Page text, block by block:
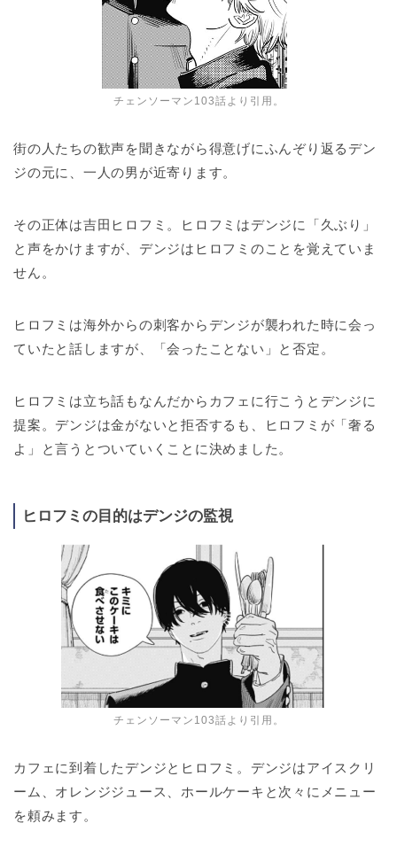
チェンソーマン103話より引用。
街の人たちの歓声を聞きながら得意げにふんぞり返るデン
ジの元に、一人の男が近寄ります。
その正体は吉田ヒロフミ。ヒロフミはデンジに「久ぶり」
と声をかけますが、デンジはヒロフミのことを覚えていま
せん。
ヒロフミは海外からの刺客からデンジが襲われた時に会っ
ていたと話しますが、「会ったことない」と否定。
ヒロフミは立ち話もなんだからカフェに行こうとデンジに
提案。デンジは金がないと拒否するも、ヒロフミが「奢る
よ」と言うとついていくことに決めました。
ヒロフミの目的はデンジの監視
チェンソーマン103話より引用。
カフェに到着したデンジとヒロフミ。デンジはアイスクリ
ーム、オレンジジュース、ホールケーキと次々にメニュー
を頼みます。